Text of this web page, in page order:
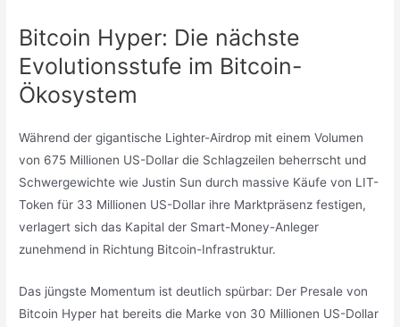
Bitcoin Hyper: Die nächste
Evolutionsstufe im Bitcoin-
Ökosystem
Während der gigantische Lighter-Airdrop mit einem Volumen
von 675 Millionen US-Dollar die Schlagzeilen beherrscht und
Schwergewichte wie Justin Sun durch massive Käufe von LIT-
Token für 33 Millionen US-Dollar ihre Marktpräsenz festigen,
verlagert sich das Kapital der Smart-Money-Anleger
zunehmend in Richtung Bitcoin-Infrastruktur.
Das jüngste Momentum ist deutlich spürbar: Der Presale von
Bitcoin Hyper hat bereits die Marke von 30 Millionen US-Dollar